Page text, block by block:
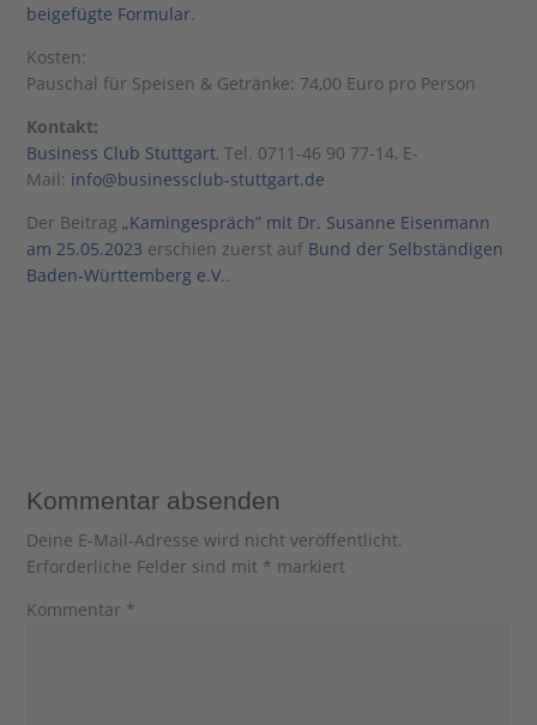
beigefügte Formular.
Kosten:
Pauschal für Speisen & Getränke: 74,00 Euro pro Person
Kontakt:
Business Club Stuttgart, Tel. 0711-46 90 77-14, E-
Mail: info@businessclub-stuttgart.de
Der Beitrag„Kamingespräch” mit Dr. Susanne Eisenmann
am 25.05.2023 erschien zuerst auf Bund der Selbständigen
Baden-Württemberg e.V..
Kommentar absenden
Deine E-Mail-Adresse wird nicht veröffentlicht.
Erforderliche Felder sind mit * markiert
Kommentar *